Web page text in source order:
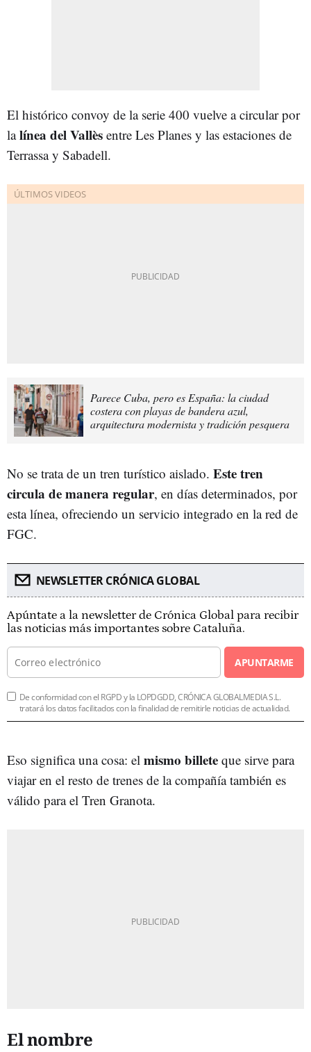
El histórico convoy de la serie 400 vuelve a circular por
lalínea del Vallès entre Les Planes y las estaciones de
Terrassa y Sabadell.
Parece Cuba, pero es España: la ciudad
costera con playas de bandera azul,
arquitectura modernista y tradición pesquera
No se trata de un tren turístico aislado. Este tren
circula de manera regular, en días determinados, por
esta línea, ofreciendo un servicio integrado en la red de
FGC.
NEWSLETTER CRÓNICA GLOBAL
Apúntate a la newsletter de Crónica Global para recibir
las noticias más importantes sobre Cataluña.
APUNTARME
De conformidad con el RGPD y la LOPDGDD, CRÓNICA GLOBALMEDIA S.L.
tratará los datos facilitados con la finalidad de remitirle noticias de actualidad.
Eso significa una cosa: el mismo billete que sirve para
viajar en el resto de trenes de la compañía también es
válido para el Tren Granota.
El nombre